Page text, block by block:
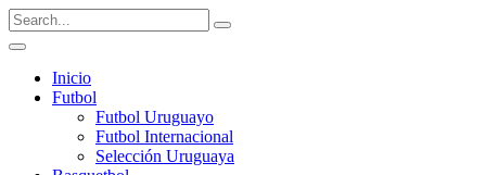
Inicio
Futbol
Futbol Uruguayo
Futbol Internacional
Selección Uruguaya